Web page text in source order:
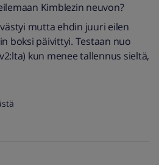
Kimblezin neuvon?
mutta ehdin juuri eilen
boksi päivittyi. Testaan nuo
kun menee tallennus sieltä,